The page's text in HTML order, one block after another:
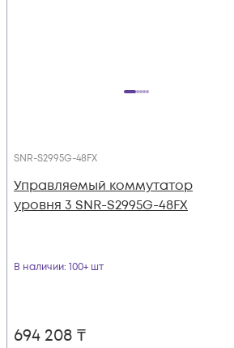
SNR-S2995G-48FX
Управляемый коммутатор
уровня 3 SNR-S2995G-48FX
В наличии: 100+ шт
694 208 ₸